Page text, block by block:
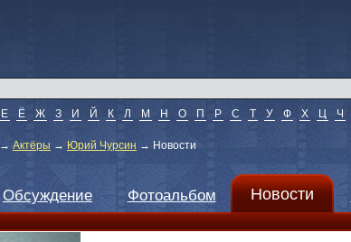
Е Ё Ж З И Й К Л М Н О П Р С Т У Ф Х Ц Ч
→ Актёры → Юрий Чурсин → Новости
Обсуждение Фотоальбом Новости